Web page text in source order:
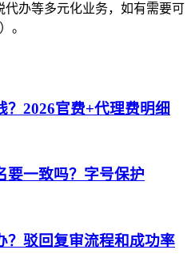
办等多元化业务，如有需要可
。
？2026官费+代理费明细
要一致吗？字号保护
？驳回复审流程和成功率